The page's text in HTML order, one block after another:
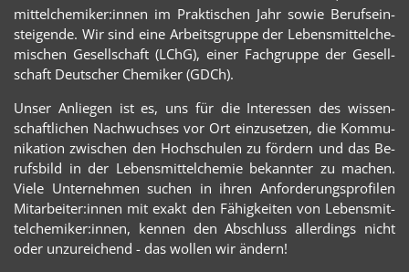
mit­tel­che­mi­ker:innen im Prak­ti­schen Jahr sowie Be­rufs­ein­
stei­gen­de. Wir sind eine Ar­beits­grup­pe der Le­bens­mit­tel­che­
mi­schen Ge­sell­schaft (LChG), einer Fach­grup­pe der Ge­sell­
schaft Deut­scher Che­mi­ker (GDCh).
Unser An­lie­gen ist es, uns für die In­ter­es­sen des wis­sen­
schaft­li­chen Nach­wuch­ses vor Ort ein­zu­set­zen, die Kom­mu­
ni­ka­ti­on zwi­schen den Hoch­schu­len zu för­dern und das Be­
rufs­bild in der Le­bens­mit­tel­che­mie be­kann­ter zu ma­chen.
Viele Un­ter­neh­men su­chen in ihren An­for­de­rungs­pro­fi­len
Mit­ar­bei­ter:innen mit exakt den Fä­hig­kei­ten von Le­bens­mit­
tel­che­mi­ker:innen, ken­nen den Ab­schluss al­ler­dings nicht
oder un­zu­rei­chend - das wol­len wir än­dern!